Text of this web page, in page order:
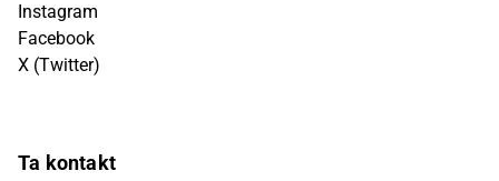
Instagram
Facebook
X (Twitter)
Ta kontakt